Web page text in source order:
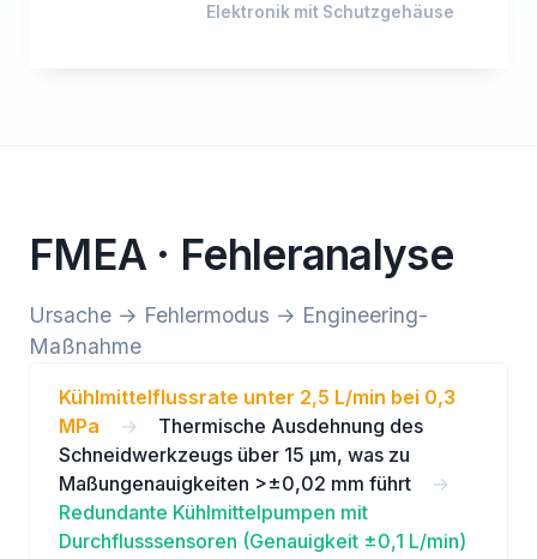
Elektronik mit Schutzgehäuse
FMEA · Fehleranalyse
Ursache → Fehlermodus → Engineering-
Maßnahme
Kühlmittelflussrate unter 2,5 L/min bei 0,3
MPa
→
Thermische Ausdehnung des
Schneidwerkzeugs über 15 µm, was zu
Maßungenauigkeiten >±0,02 mm führt
→
Redundante Kühlmittelpumpen mit
Durchflusssensoren (Genauigkeit ±0,1 L/min)